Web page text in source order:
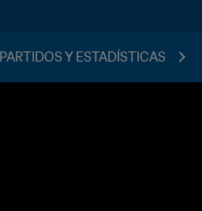
PARTIDOS Y ESTADÍSTICAS